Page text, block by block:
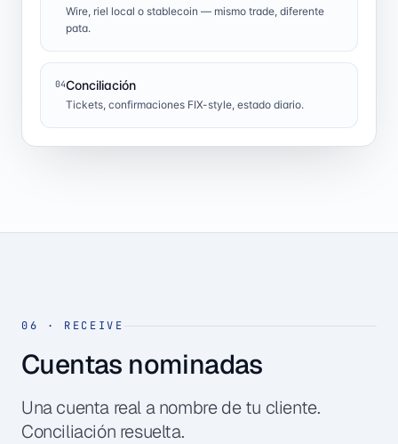
Wire, riel local o stablecoin — mismo trade, diferente
pata.
04Conciliación
Tickets, confirmaciones FIX-style, estado diario.
06 · RECEIVE
Cuentas nominadas
Una cuenta real a nombre de tu cliente.
Conciliación resuelta.